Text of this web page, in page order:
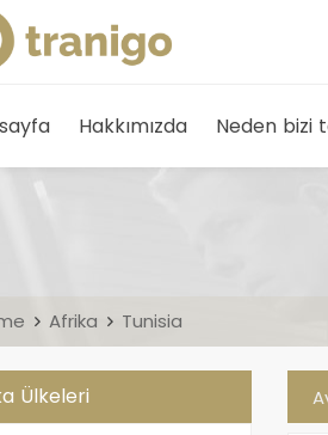
Hakkımızda Neden bizi
Afrika Tunisia
Ülkeleri